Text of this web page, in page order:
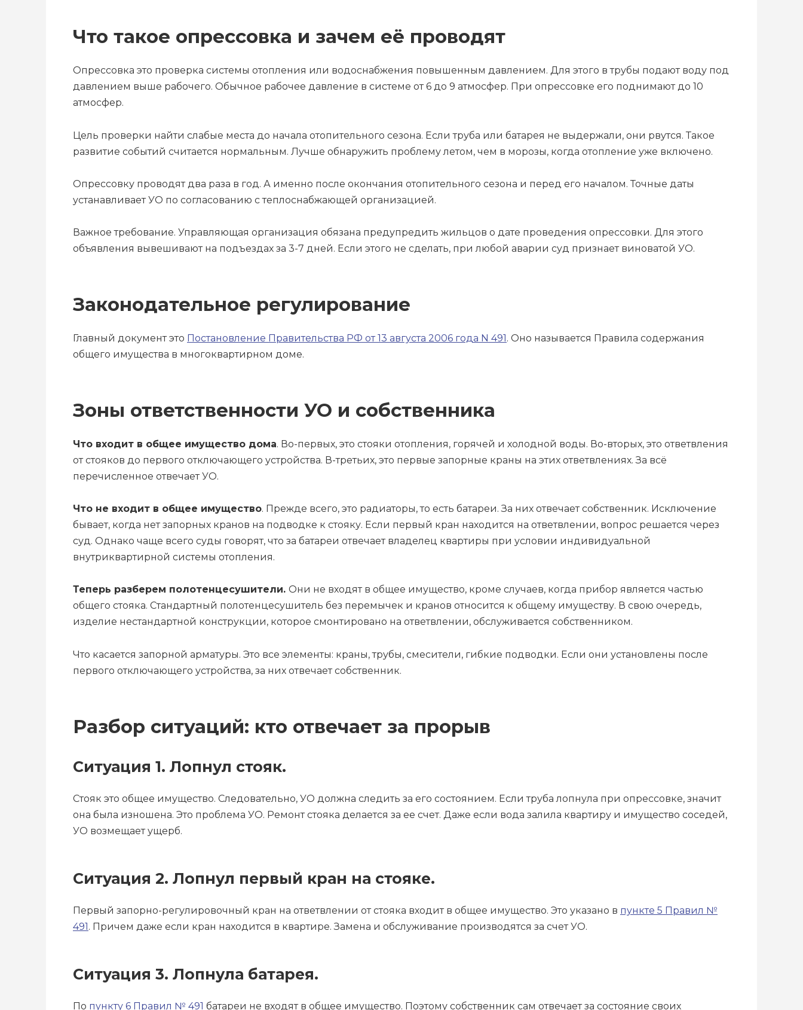
Что такое опрессовка и зачем её проводят
Опрессовка это проверка системы отопления или водоснабжения повышенным давлением. Для этого в трубы подают воду под
давлением выше рабочего. Обычное рабочее давление в системе от 6 до 9 атмосфер. При опрессовке его поднимают до 10
атмосфер.
Цель проверки найти слабые места до начала отопительного сезона. Если труба или батарея не выдержали, они рвутся. Такое
развитие событий считается нормальным. Лучше обнаружить проблему летом, чем в морозы, когда отопление уже включено.
Опрессовку проводят два раза в год. А именно после окончания отопительного сезона и перед его началом. Точные даты
устанавливает УО по согласованию с теплоснабжающей организацией.
Важное требование. Управляющая организация обязана предупредить жильцов о дате проведения опрессовки. Для этого
объявления вывешивают на подъездах за 3-7 дней. Если этого не сделать, при любой аварии суд признает виноватой УО.
Законодательное регулирование
Главный документ это Постановление Правительства РФ от 13 августа 2006 года N 491. Оно называется Правила содержания
общего имущества в многоквартирном доме.
Зоны ответственности УО и собственника
Что входит в общее имущество дома. Во-первых, это стояки отопления, горячей и холодной воды. Во-вторых, это ответвления
от стояков до первого отключающего устройства. В-третьих, это первые запорные краны на этих ответвлениях. За всё
перечисленное отвечает УО.
Что не входит в общее имущество. Прежде всего, это радиаторы, то есть батареи. За них отвечает собственник. Исключение
бывает, когда нет запорных кранов на подводке к стояку. Если первый кран находится на ответвлении, вопрос решается через
суд. Однако чаще всего суды говорят, что за батареи отвечает владелец квартиры при условии индивидуальной
внутриквартирной системы отопления.
Теперь разберем полотенцесушители. Они не входят в общее имущество, кроме случаев, когда прибор является частью
общего стояка. Стандартный полотенцесушитель без перемычек и кранов относится к общему имуществу. В свою очередь,
изделие нестандартной конструкции, которое смонтировано на ответвлении, обслуживается собственником.
Что касается запорной арматуры. Это все элементы: краны, трубы, смесители, гибкие подводки. Если они установлены после
первого отключающего устройства, за них отвечает собственник.
Разбор ситуаций: кто отвечает за прорыв
Ситуация 1. Лопнул стояк.
Стояк это общее имущество. Следовательно, УО должна следить за его состоянием. Если труба лопнула при опрессовке, значит
она была изношена. Это проблема УО. Ремонт стояка делается за ее счет. Даже если вода залила квартиру и имущество соседей,
УО возмещает ущерб.
Ситуация 2. Лопнул первый кран на стояке.
Первый запорно-регулировочный кран на ответвлении от стояка входит в общее имущество. Это указано в пункте 5 Правил №
491. Причем даже если кран находится в квартире. Замена и обслуживание производятся за счет УО.
Ситуация 3. Лопнула батарея.
По пункту 6 Правил № 491 батареи не входят в общее имущество. Поэтому собственник сам отвечает за состояние своих